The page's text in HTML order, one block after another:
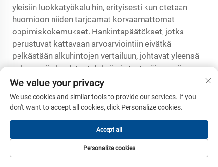
yleisiin luokkatyökaluihin, erityisesti kun otetaan
huomioon niiden tarjoamat korvaamattomat
oppimiskokemukset. Hankintapäätökset, jotka
perustuvat kattavaan arvoarviointiin eivätkä
pelkästään alkuhintojen vertailuun, johtavat yleensä
vahvempiin koulutustuloksiin ja tyytyväisempiin
sidosryhmiin.
Toimittajan valinta ja laadunvarmistus
Opetusvälineiden toimittajien valinta vaatii
arviointikriteerejä, jotka poikkeavat merkittävästi
yleisten luokkatyökalujen hankinnassa käytetyistä
kriteereistä; painopiste on teknisessä
We value your privacy
We use cookies and similar tools to provide our services. If you
don't want to accept all cookies, click Personalize cookies.
Personalize cookies
Accept all